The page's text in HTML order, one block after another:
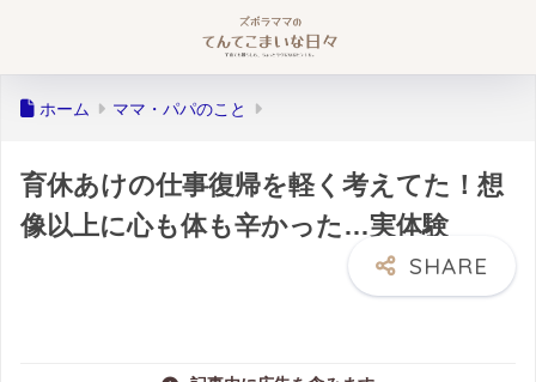
ホーム ママ・パパのこと
育休あけの仕事復帰を軽く考えてた！想
像以上に心も体も辛かった…実体験